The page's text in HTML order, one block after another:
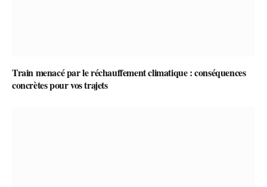
Train menacé par le réchauffement climatique : conséquences
concrètes pour vos trajets